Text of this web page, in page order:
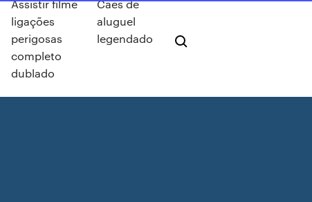
Assistir filme
ligações
perigosas
completo
dublado
Cães de
aluguel
legendado